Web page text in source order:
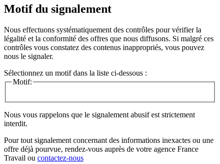
Motif du signalement
Nous effectuons systématiquement des contrôles pour vérifier la
légalité et la conformité des offres que nous diffusons. Si malgré ces
contrôles vous constatez des contenus inappropriés, vous pouvez
nous le signaler.
Sélectionnez un motif dans la liste ci-dessous :
Motif:
Nous vous rappelons que le signalement abusif est strictement
interdit.
Pour tout signalement concernant des informations inexactes ou une
offre déjà pourvue, rendez-vous auprès de votre agence France
Travail ou contactez-nous